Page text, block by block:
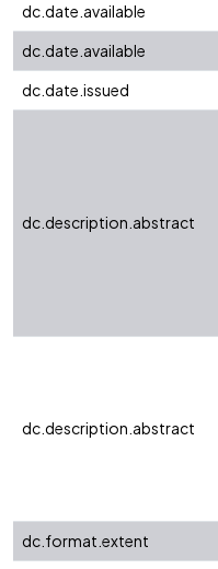
dc.date.available
dc.date.available
dc.date.issued
dc.description.abstract
dc.description.abstract
dc.format.extent